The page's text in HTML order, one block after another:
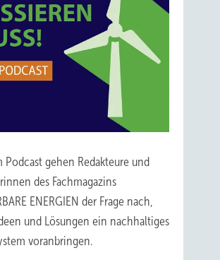
Podcast gehen Redakteure und
des Fachmagazins
ENERGIEN der Frage nach,
und Lösungen ein nachhaltiges
voranbringen.